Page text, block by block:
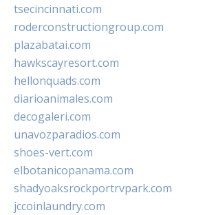
tsecincinnati.com
roderconstructiongroup.com
plazabatai.com
hawkscayresort.com
hellonquads.com
diarioanimales.com
decogaleri.com
unavozparadios.com
shoes-vert.com
elbotanicopanama.com
shadyoaksrockportrvpark.com
jccoinlaundry.com